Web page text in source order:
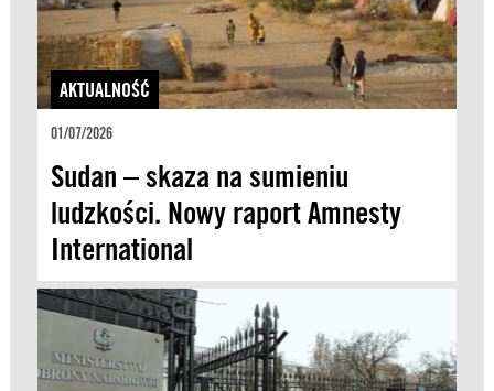
AKTUALNOŚĆ
01/07/2026
Sudan – skaza na sumieniu
ludzkości. Nowy raport Amnesty
International